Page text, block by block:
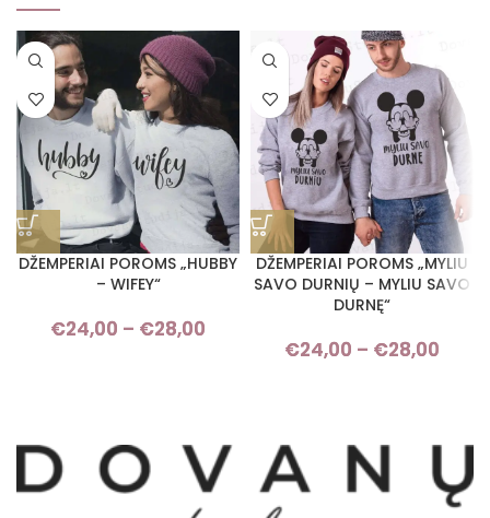
DŽEMPERIAI POROMS „HUBBY
– WIFEY“
€24,00 – €28,00
€28,00
DŽEMPERIAI POROMS „MYLIU
SAVO DURNIŲ – MYLIU SAVO
DURNĘ“
€24,00 – €28,00